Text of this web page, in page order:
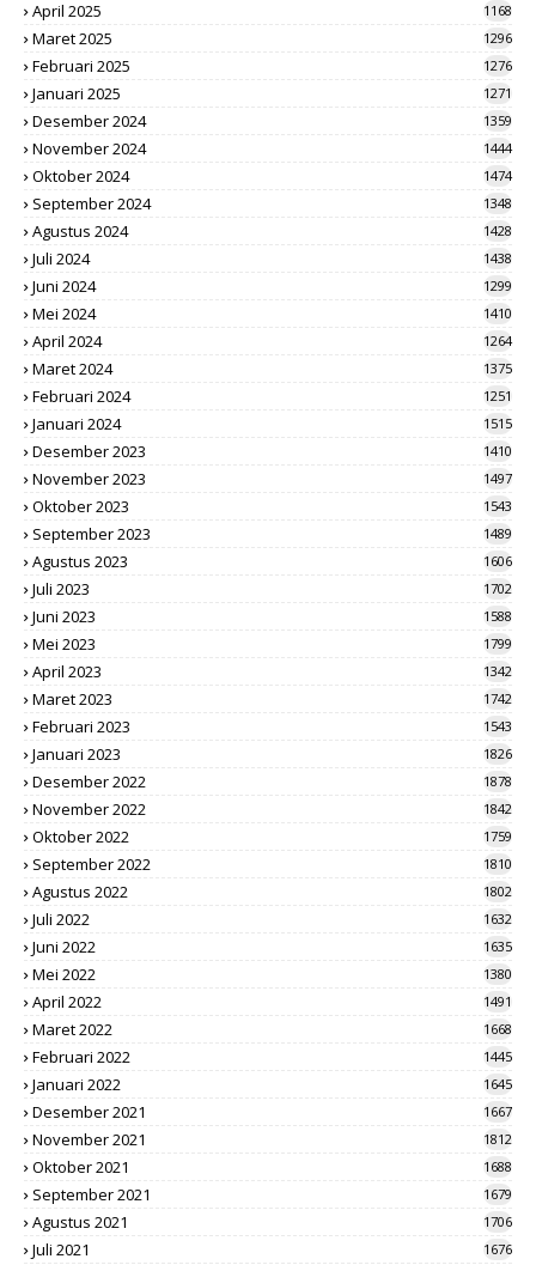
April 2025 1168
Maret 2025 1296
Februari 2025 1276
Januari 2025 1271
Desember 2024 1359
November 2024 1444
Oktober 2024 1474
September 2024 1348
Agustus 2024 1428
Juli 2024 1438
Juni 2024 1299
Mei 2024 1410
April 2024 1264
Maret 2024 1375
Februari 2024 1251
Januari 2024 1515
Desember 2023 1410
November 2023 1497
Oktober 2023 1543
September 2023 1489
Agustus 2023 1606
Juli 2023 1702
Juni 2023 1588
Mei 2023 1799
April 2023 1342
Maret 2023 1742
Februari 2023 1543
Januari 2023 1826
Desember 2022 1878
November 2022 1842
Oktober 2022 1759
September 2022 1810
Agustus 2022 1802
Juli 2022 1632
Juni 2022 1635
Mei 2022 1380
April 2022 1491
Maret 2022 1668
Februari 2022 1445
Januari 2022 1645
Desember 2021 1667
November 2021 1812
Oktober 2021 1688
September 2021 1679
Agustus 2021 1706
Juli 2021 1676